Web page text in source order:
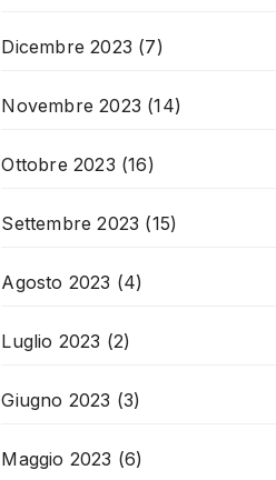
Dicembre 2023 (7)
Novembre 2023 (14)
Ottobre 2023 (16)
Settembre 2023 (15)
Agosto 2023 (4)
Luglio 2023 (2)
Giugno 2023 (3)
Maggio 2023 (6)